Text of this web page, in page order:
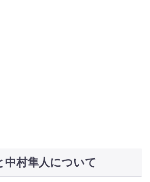
中村隼人について